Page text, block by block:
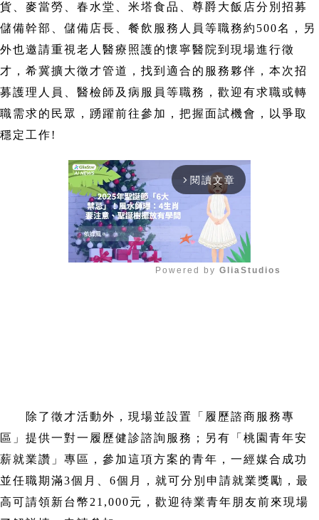
貨、麥當勞、春水堂、米塔食品、尊爵大飯店分別招募
儲備幹部、儲備店長、餐飲服務人員等職務約500名，另
外也邀請重視老人醫療照護的懷寧醫院到現場進行徵
才，希冀擴大徵才管道，找到適合的服務夥伴，本次招
募護理人員、醫檢師及病服員等職務，歡迎有求職或轉
職需求的民眾，踴躍前往參加，把握面試機會，以爭取
穩定工作!
arrow_forward_ios 閱讀文章
Powered by GliaStudios
除了徵才活動外，現場並設置「履歷諮商服務專
區」提供一對一履歷健診諮詢服務；另有「桃園青年安
薪就業讚」專區，參加這項方案的青年，一經媒合成功
並任職期滿3個月、6個月，就可分別申請就業獎勵，最
高可請領新台幣21,000元，歡迎待業青年朋友前來現場